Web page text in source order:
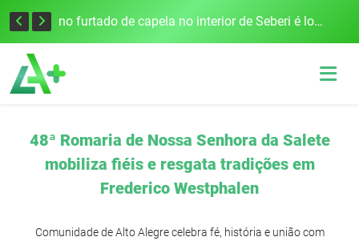
Colisão frontal entre carro e caminhão deixa dois mortos e um ferido na BR-158, em Panambi Sino furtado de capela no interior de Seberi é localizado após apreensão na BR-386
48ª Romaria de Nossa Senhora da Salete
mobiliza fiéis e resgata tradições em
Frederico Westphalen
Comunidade de Alto Alegre celebra fé, história e união com